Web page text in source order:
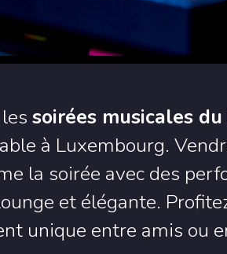
lessoirées musicales
à Luxembourg.
la soirée avec des
et élégante.
unique entre amis ou